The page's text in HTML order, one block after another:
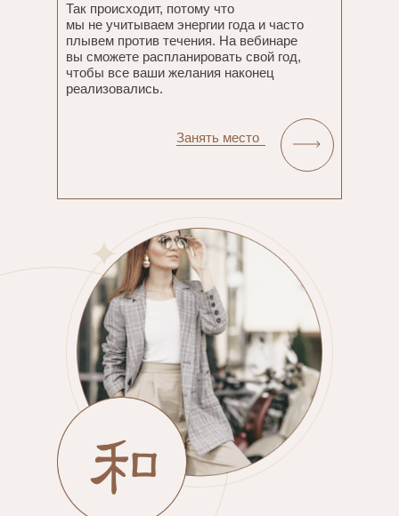
Так происходит, потому что
мы не учитываем энергии года и часто
плывем против течения. На вебинаре
вы сможете распланировать свой год,
чтобы все ваши желания наконец
реализовались.
Занять место